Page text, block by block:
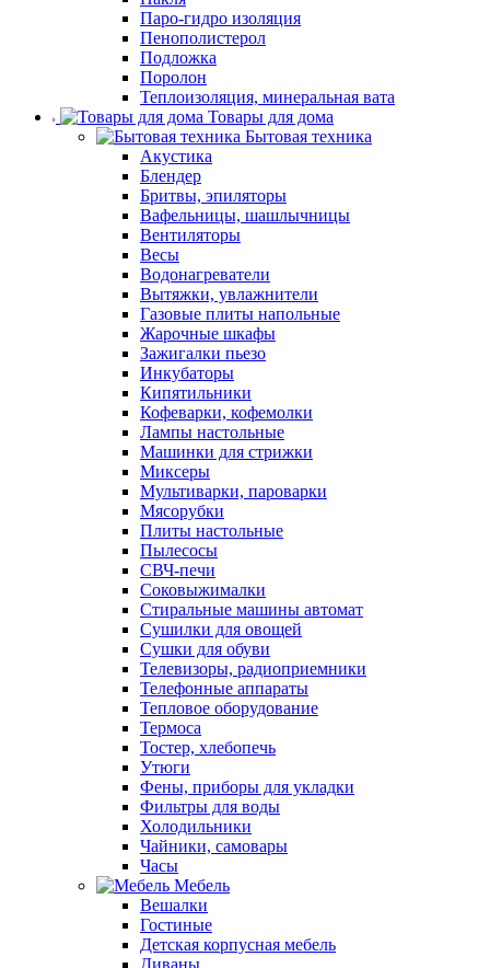
Паро-гидро изоляция
Пенополистерол
Подложка
Поролон
Теплоизоляция, минеральная вата
Товары для дома
Бытовая техника
Акустика
Блендер
Бритвы, эпиляторы
Вафельницы, шашлычницы
Вентиляторы
Весы
Водонагреватели
Вытяжки, увлажнители
Газовые плиты напольные
Жарочные шкафы
Зажигалки пьезо
Инкубаторы
Кипятильники
Кофеварки, кофемолки
Лампы настольные
Машинки для стрижки
Миксеры
Мультиварки, пароварки
Мясорубки
Плиты настольные
Пылесосы
СВЧ-печи
Соковыжималки
Стиральные машины автомат
Сушилки для овощей
Сушки для обуви
Телевизоры, радиоприемники
Телефонные аппараты
Тепловое оборудование
Термоса
Тостер, хлебопечь
Утюги
Фены, приборы для укладки
Фильтры для воды
Холодильники
Чайники, самовары
Часы
Мебель
Вешалки
Гостиные
Детская корпусная мебель
Диваны